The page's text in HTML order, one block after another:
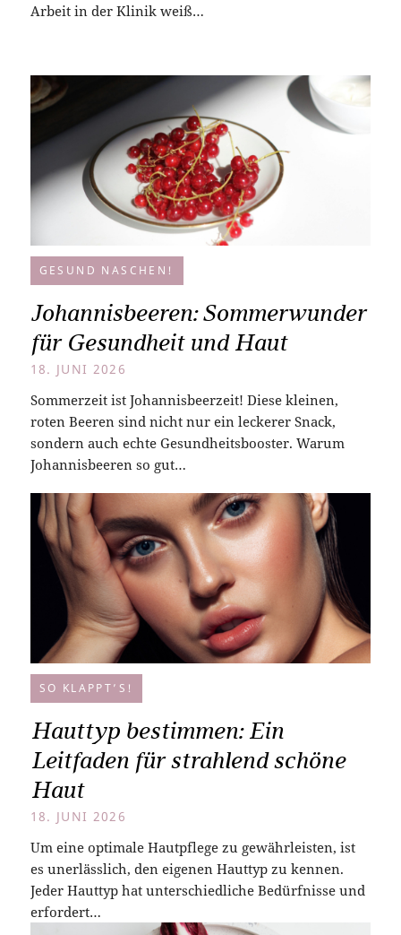
Arbeit in der Klinik weiß…
GESUND NASCHEN!
Johannisbeeren: Sommerwunder
für Gesundheit und Haut
18. JUNI 2026
Sommerzeit ist Johannisbeerzeit! Diese kleinen,
roten Beeren sind nicht nur ein leckerer Snack,
sondern auch echte Gesundheitsbooster. Warum
Johannisbeeren so gut…
SO KLAPPT’S!
Hauttyp bestimmen: Ein
Leitfaden für strahlend schöne
Haut
18. JUNI 2026
Um eine optimale Hautpflege zu gewährleisten, ist
es unerlässlich, den eigenen Hauttyp zu kennen.
Jeder Hauttyp hat unterschiedliche Bedürfnisse und
erfordert…